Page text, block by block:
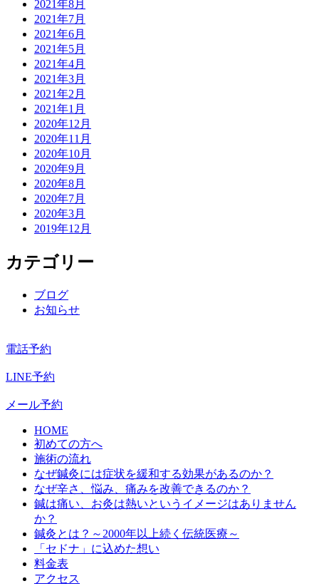
2021年8月
2021年7月
2021年6月
2021年5月
2021年4月
2021年3月
2021年2月
2021年1月
2020年12月
2020年11月
2020年10月
2020年9月
2020年8月
2020年7月
2020年3月
2019年12月
カテゴリー
ブログ
お知らせ
電話予約
LINE予約
メール予約
HOME
初めての方へ
施術の流れ
なぜ鍼灸には症状を緩和する効果があるのか？
なぜ辛さ、悩み、痛みを改善できるのか？
鍼は痛い、お灸は熱いというイメージはありません
か？
鍼灸とは？～2000年以上続く伝統医療～
「セドナ」に込めた想い
料金表
アクセス